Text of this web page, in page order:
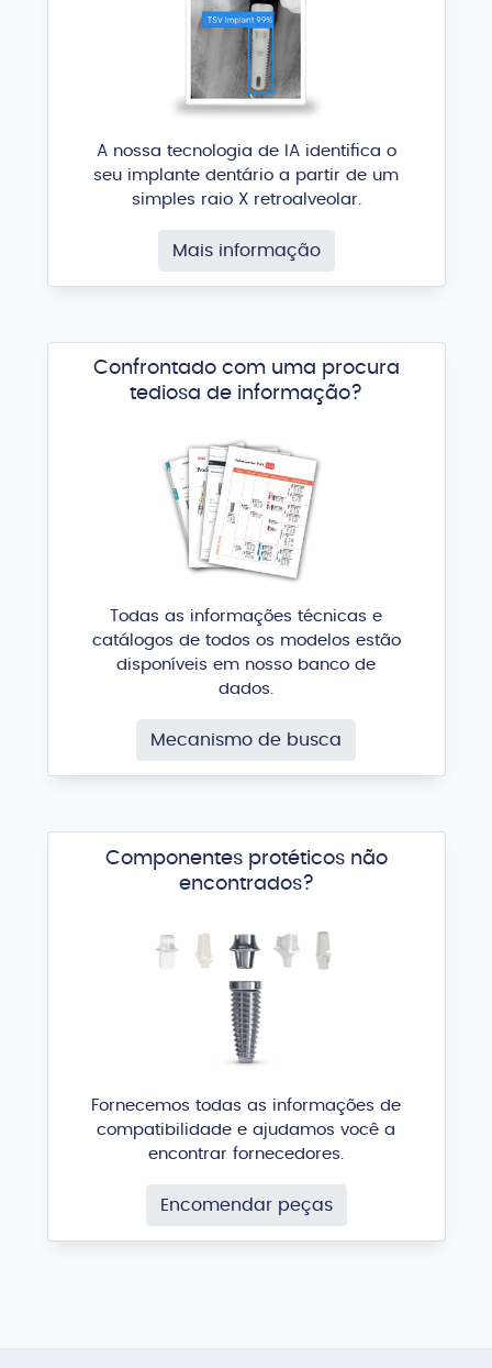
A nossa tecnologia de IA identifica o
seu implante dentário a partir de um
simples raio X retroalveolar.
Mais informação
Confrontado com uma procura
tediosa de informação?
Todas as informações técnicas e
catálogos de todos os modelos estão
disponíveis em nosso banco de
dados.
Mecanismo de busca
Componentes protéticos não
encontrados?
Fornecemos todas as informações de
compatibilidade e ajudamos você a
encontrar fornecedores.
Encomendar peças